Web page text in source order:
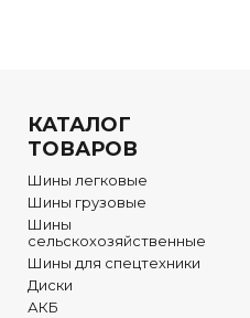
КАТАЛОГ
ТОВАРОВ
Шины легковые
Шины грузовые
Шины
сельскохозяйственные
Шины для спецтехники
Диски
АКБ